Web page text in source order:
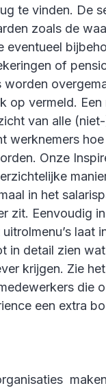
te vinden. De
zoals de
eventueel
of
worden
op vermeld. Een
van alle
werknemers
Onze
in het
zit. Eenvoudig
laat
in detail zien
krijgen. Zie
die
een extra